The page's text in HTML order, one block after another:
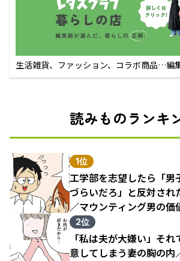
生活雑貨、ファッション、コラボ商品…編
えるECサイト
読みものランキ
1位
工学部を志望したら「男
づらいだろ」と反対され
／マウンティング男の価
結果（1）
2位
「私は夫が大嫌い」そ
意してしまう妻の胸の内